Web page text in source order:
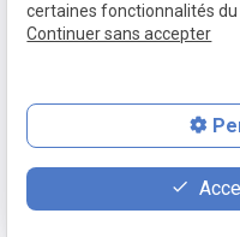
place
certaines fonctionnalités du
Continuer sans accepter